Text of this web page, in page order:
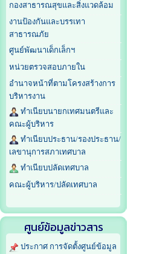
กองสาธารณสุขและสิ่งแวดล้อม
งานป้องกันและบรรเทา
สาธารณภัย
ศูนย์พัฒนาเด็กเล็กฯ
หน่วยตรวจสอบภายใน
อำนาจหน้าที่ตามโครงสร้างการ
บริหารงาน
ทำเนียบนายกเทศมนตรีและ
คณะผู้บริหาร
ทำเนียบประธาน/รองประธาน/
เลขานุการสภาเทศบาล
ทำเนียบปลัดเทศบาล
คณะผู้บริหาร/ปลัดเทศบาล
ศูนย์ข้อมูลข่าวสาร
ประกาศ การจัดตั้งศูนย์ข้อมูล